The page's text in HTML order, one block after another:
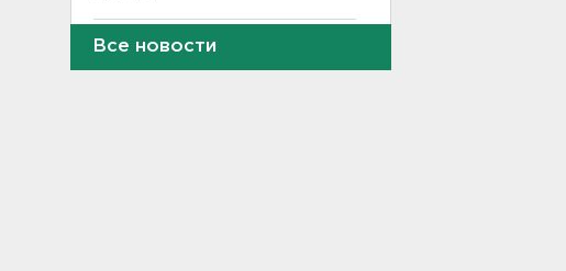
В пятницу вузы публикуют
Все новости